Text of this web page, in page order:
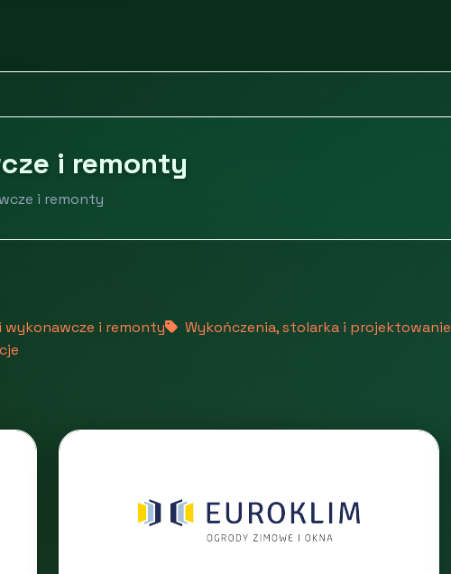
i remonty
i remonty
wykonawcze i remonty Wykończenia, stolarka i projektowanie